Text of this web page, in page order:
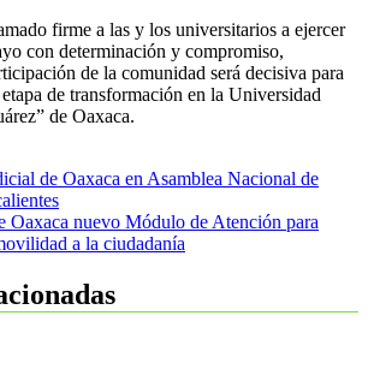
firme a las y los universitarios a ejercer
con determinación y compromiso,
de la comunidad será decisiva para
de transformación en la Universidad
de Oaxaca.
de Oaxaca en Asamblea Nacional de
Oaxaca nuevo Módulo de Atención para
a la ciudadanía